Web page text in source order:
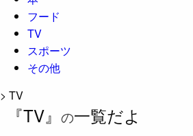
フード
TV
スポーツ
その他
> TV
『TV』 の一覧だよ